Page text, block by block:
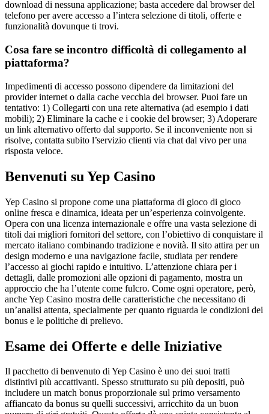
download di nessuna applicazione; basta accedere dal browser del
telefono per avere accesso a l’intera selezione di titoli, offerte e
funzionalità dovunque ti trovi.
Cosa fare se incontro difficoltà di collegamento al
piattaforma?
Impedimenti di accesso possono dipendere da limitazioni del
provider internet o dalla cache vecchia del browser. Puoi fare un
tentativo: 1) Collegarti con una rete alternativa (ad esempio i dati
mobili); 2) Eliminare la cache e i cookie del browser; 3) Adoperare
un link alternativo offerto dal supporto. Se il inconveniente non si
risolve, contatta subito l’servizio clienti via chat dal vivo per una
risposta veloce.
Benvenuti su Yep Casino
Yep Casino si propone come una piattaforma di gioco di gioco
online fresca e dinamica, ideata per un’esperienza coinvolgente.
Opera con una licenza internazionale e offre una vasta selezione di
titoli dai migliori fornitori del settore, con l’obiettivo di conquistare il
mercato italiano combinando tradizione e novità. Il sito attira per un
design moderno e una navigazione facile, studiata per rendere
l’accesso ai giochi rapido e intuitivo. L’attenzione chiara per i
dettagli, dalle promozioni alle opzioni di pagamento, mostra un
approccio che ha l’utente come fulcro. Come ogni operatore, però,
anche Yep Casino mostra delle caratteristiche che necessitano di
un’analisi attenta, specialmente per quanto riguarda le condizioni dei
bonus e le politiche di prelievo.
Esame dei Offerte e delle Iniziative
Il pacchetto di benvenuto di Yep Casino è uno dei suoi tratti
distintivi più accattivanti. Spesso strutturato su più depositi, può
includere un match bonus proporzionale sul primo versamento
affiancato da bonus su quelli successivi, arricchito da un buon